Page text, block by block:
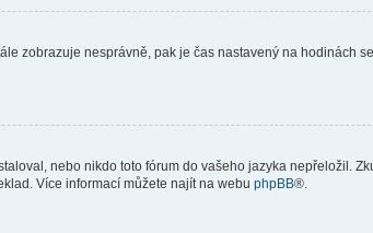
zobrazuje nesprávně, pak je čas nastavený na hodinách
nebo nikdo toto fórum do vašeho jazyka nepřeložil.
Více informací můžete najít na webu phpBB®.